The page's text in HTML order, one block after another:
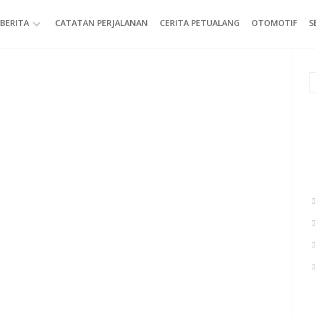
BERITA CATATAN PERJALANAN CERITA PETUALANG OTOMOTIF